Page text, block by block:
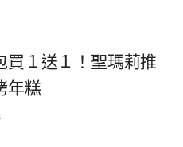
買１送１！聖瑪莉推
年糕